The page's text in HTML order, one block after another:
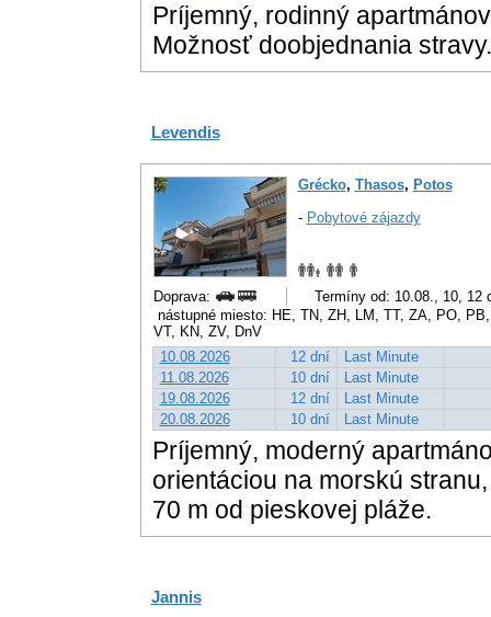
Príjemný, rodinný
Možnosť doobjednania stravy.
Levendis
Grécko, Thasos, Potos
- Pobytové zájazdy
Doprava:
Termíny od: 10.08., 10, 12
nástupné miesto: HE, TN, ZH, LM, TT, ZA, PO,
VT, KN, ZV, DnV
10.08.2026
12 dní
Last Minute
11.08.2026
10 dní
Last Minute
19.08.2026
12 dní
Last Minute
20.08.2026
10 dní Last Minute
Príjemný, moderný
orientáciou na morskú
70 m od pieskovej pláže.
Jannis